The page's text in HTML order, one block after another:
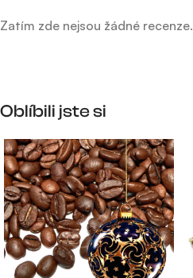
Zatím zde nejsou žádné recenze.
Oblíbili jste si